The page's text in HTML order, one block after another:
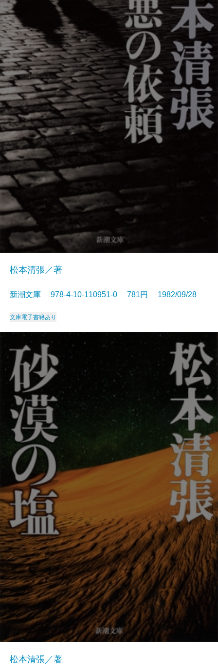
松本清張／著
新潮文庫 978-4-10-110951-0 781円 1982/09/28
文庫電子書籍あり
松本清張／著